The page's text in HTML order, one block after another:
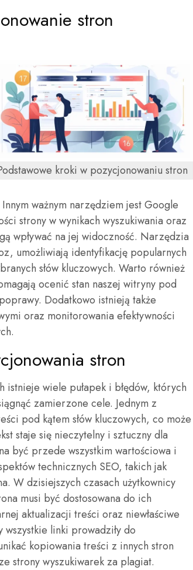
stron
kroki w pozycjonowaniu stron
ważnym narzędziem jest Google
strony w wynikach wyszukiwania oraz
wpływać na jej widoczność. Narzędzia
umożliwiają identyfikację popularnych
słów kluczowych. Warto również
ocenić stan naszej witryny pod
Dodatkowo istnieją także
oraz monitorowania efektywności
stron
wiele pułapek i błędów, których
zamierzone cele. Jednym z
pod kątem słów kluczowych, co może
staje się nieczytelny i sztuczny dla
być przede wszystkim wartościowa i
technicznych SEO, takich jak
W dzisiejszych czasach użytkownicy
musi być dostosowana do ich
aktualizacji treści oraz niewłaściwe
linki prowadziły do
kopiowania treści z innych stron
strony wyszukiwarek za plagiat.